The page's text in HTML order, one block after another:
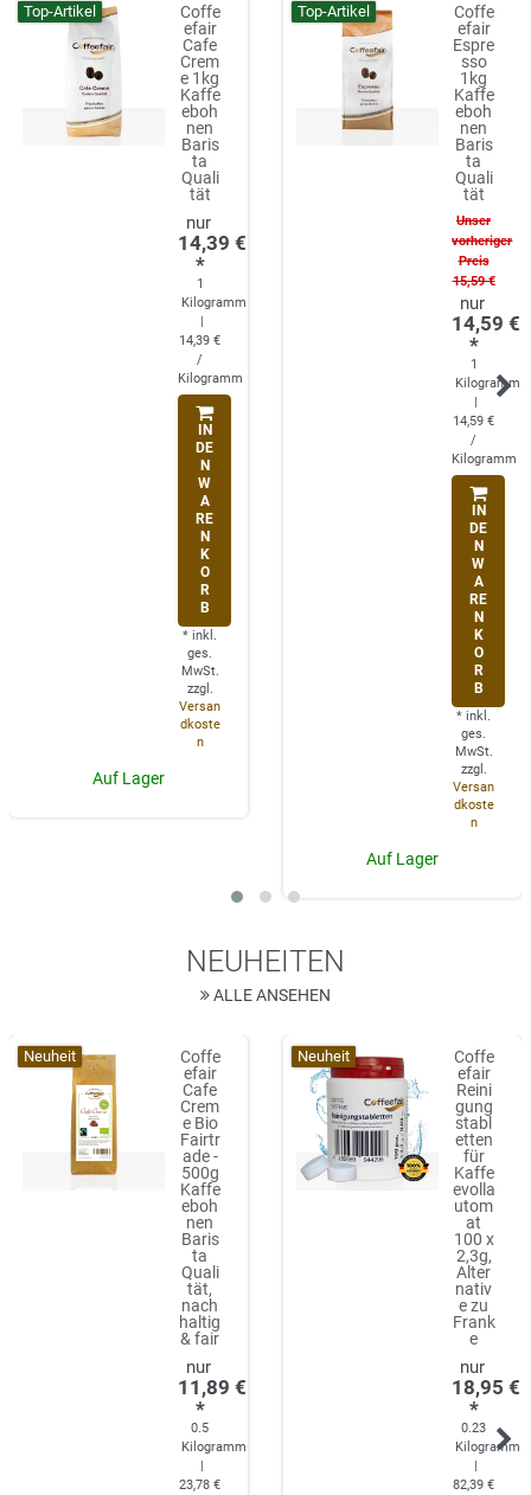
Top-Artikel
Coffe
efair
Cafe
Crem
e 1kg
Kaffe
eboh
nen
Baris
ta
Quali
tät
14,39 €
*
1
Kilogramm
14,39 €
/
Kilogramm
IN
DE
N
W
A
RE
N
K
O
R
B
* inkl.
ges.
MwSt.
zzgl.
Versan
dkoste
n
Auf Lager
Top-Artikel
Coffe
efair
Espre
sso
1kg
Kaffe
eboh
nen
Baris
ta
Quali
tät
Unser
vorheriger
Preis
15,59 €
14,59 €
*
1
Kilogramm
14,59 €
/
Kilogramm
IN
DE
N
W
A
RE
N
K
O
R
B
* inkl.
ges.
MwSt.
zzgl.
Versan
dkoste
n
Auf Lager
NEUHEITEN
ALLE ANSEHEN
Neuheit
Coffe
efair
Cafe
Crem
e Bio
Fairtr
ade -
500g
Kaffe
eboh
nen
Baris
ta
Quali
tät,
nach
haltig
& fair
11,89 €
*
0.5
Kilogramm
23,78 €
Neuheit
Coffe
efair
Reini
gung
stabl
etten
für
Kaffe
evolla
utom
at
100 x
2,3g,
Alter
nativ
e zu
Frank
e
18,95 €
*
0.23
Kilogramm
82,39 €